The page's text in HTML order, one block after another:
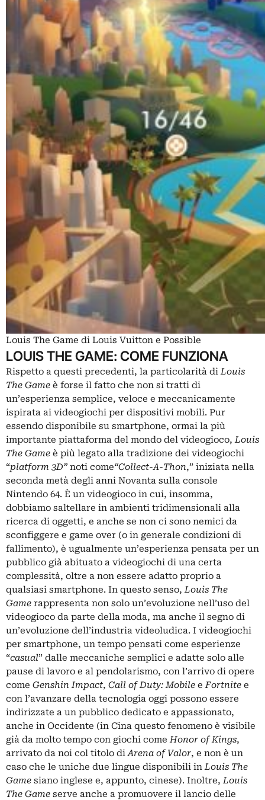
Louis The Game di Louis Vuitton e Possible
LOUIS THE GAME: COME FUNZIONA
Rispetto a questi precedenti, la particolarità diLouis
The Game è forse il fatto che non si tratti di
un’esperienza semplice, veloce e meccanicamente
ispirata ai videogiochi per dispositivi mobili. Pur
essendo disponibile su smartphone, ormai la più
importante piattaforma del mondo del videogioco,Louis
The Game è più legato alla tradizione dei videogiochi
“platform 3D” noti come“Collect-A-Thon,” iniziata nella
seconda metà degli anni Novanta sulla console
Nintendo 64. È un videogioco in cui, insomma,
dobbiamo saltellare in ambienti tridimensionali alla
ricerca di oggetti, e anche se non ci sono nemici da
sconfiggere e game over (o in generale condizioni di
fallimento), è ugualmente un’esperienza pensata per un
pubblico già abituato a videogiochi di una certa
complessità, oltre a non essere adatto proprio a
qualsiasi smartphone. In questo senso,Louis The
Game rappresenta non solo un’evoluzione nell’uso del
videogioco da parte della moda, ma anche il segno di
un’evoluzione dell’industria videoludica. I videogiochi
per smartphone, un tempo pensati come esperienze
“casual” dalle meccaniche semplici e adatte solo alle
pause di lavoro e al pendolarismo, con l’arrivo di opere
come Genshin Impact, Call of Duty: Mobile eFortnite e
con l’avanzare della tecnologia oggi possono essere
indirizzate a un pubblico dedicato e appassionato,
anche in Occidente (in Cina questo fenomeno è visibile
già da molto tempo con giochi comeHonor of Kings,
arrivato da noi col titolo diArena of Valor, e non è un
caso che le uniche due lingue disponibili inLouis The
Game siano inglese e, appunto, cinese). Inoltre,Louis
The Game serve anche a promuovere il lancio delle